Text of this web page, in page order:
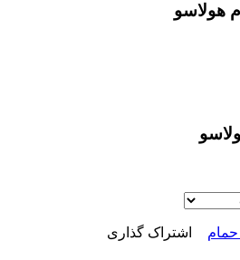
هولاسو
اشتراک گذاری